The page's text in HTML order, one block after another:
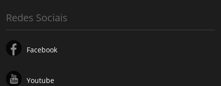
Redes Sociais
Facebook
Youtube